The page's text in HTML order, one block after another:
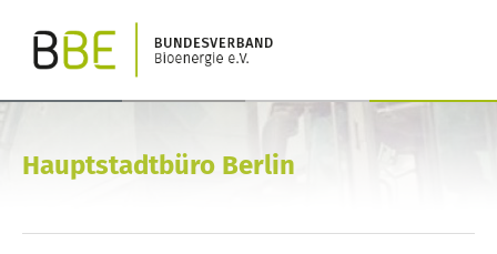
Hauptstadtbüro Berlin